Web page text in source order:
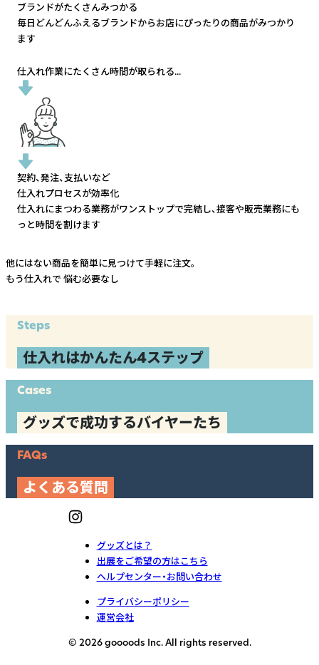
ブランドがたくさんみつかる
毎日どんどんふえるブランドからお店にぴったりの商品がみつかり
ます
仕入れ作業にたくさん時間が取られる...
契約、発注、支払いなど
仕入れプロセスが効率化
仕入れにまつわる業務がワンストップで完結し、接客や販売業務にも
っと時間を割けます
他にはない商品を簡単に見つけて手軽に注文。
もう仕入れで 悩む必要なし
Steps
仕入れはかんたん4ステップ
Cases
グッズで成功するバイヤーたち
FAQs
よくある質問
グッズとは？
出展をご希望の方はこちら
ヘルプセンター・お問い合わせ
プライバシーポリシー
運営会社
© 2026 goooods Inc. All rights reserved.